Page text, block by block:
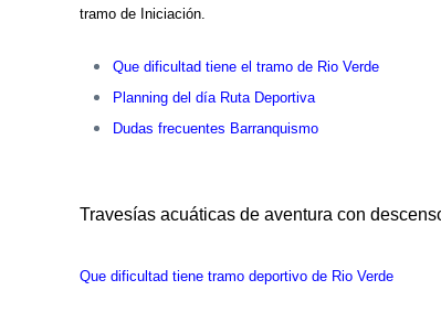
tramo de Iniciación.
Que dificultad tiene el tramo de Rio Verde
Planning del día Ruta Deportiva
Dudas frecuentes Barranquismo
Travesías acuáticas de aventura con
Que dificultad tiene tramo deportivo de Rio Verde